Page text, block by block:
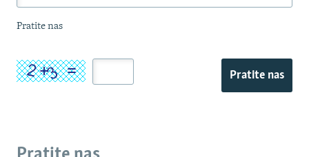
Pratite nas
Pratite nas